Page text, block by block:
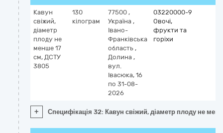
Кавун
свіжий,
діаметр
плоду не
менше 17
см, ДСТУ
3805
130
кілограм
77500 ,
Україна ,
Івано-
Франківська
область ,
Долина ,
вул.
Івасюка, 16
по 31-08-
2026
03220000-9
Овочі,
фрукти та
горіхи
+ Специфікація 32: Кавун свіжий, діаметр плоду не